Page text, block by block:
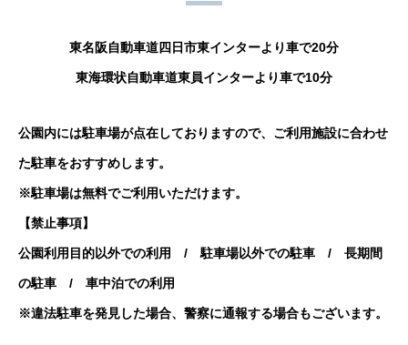
東名阪自動車道四日市東インターより車で20分
東海環状自動車道東員インターより車で10分
公園内には駐車場が点在しておりますので、ご利用施設に合わせ
た駐車をおすすめします。
※駐車場は無料でご利用いただけます。
【禁止事項】
公園利用目的以外での利用 / 駐車場以外での駐車 / 長期間
の駐車 / 車中泊での利用
※違法駐車を発見した場合、警察に通報する場合もございます。